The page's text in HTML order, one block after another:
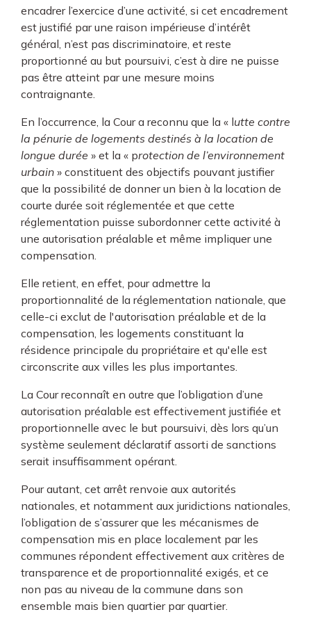
encadrer l’exercice d’une activité, si cet encadrement
est justifié par une raison impérieuse d’intérêt
général, n’est pas discriminatoire, et reste
proportionné au but poursuivi, c’est à dire ne puisse
pas être atteint par une mesure moins
contraignante.
En l’occurrence, la Cour a reconnu que la « lutte contre
la pénurie de logements destinés à la location de
longue durée » et la « protection de l’environnement
urbain» constituent des objectifs pouvant justifier
que la possibilité de donner un bien à la location de
courte durée soit réglementée et que cette
réglementation puisse subordonner cette activité à
une autorisation préalable et même impliquer une
compensation.
Elle retient, en effet, pour admettre la
proportionnalité de la réglementation nationale, que
celle-ci exclut de l'autorisation préalable et de la
compensation, les logements constituant la
résidence principale du propriétaire et qu'elle est
circonscrite aux villes les plus importantes.
La Cour reconnaît en outre que l’obligation d’une
autorisation préalable est effectivement justifiée et
proportionnelle avec le but poursuivi, dès lors qu’un
système seulement déclaratif assorti de sanctions
serait insuffisamment opérant.
Pour autant, cet arrêt renvoie aux autorités
nationales, et notamment aux juridictions nationales,
l’obligation de s’assurer que les mécanismes de
compensation mis en place localement par les
communes répondent effectivement aux critères de
transparence et de proportionnalité exigés, et ce
non pas au niveau de la commune dans son
ensemble mais bien quartier par quartier.